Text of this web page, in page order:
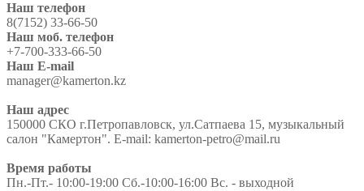
Наш телефон
8(7152) 33-66-50
Наш моб. телефон
+7-700-333-66-50
Наш E-mail
manager@kamerton.kz
Наш адрес
150000 СКО г.Петропавловск, ул.Сатпаева 15, музыкальный
салон "Камертон". E-mail: kamerton-petro@mail.ru
Время работы
Пн.-Пт.- 10:00-19:00 Сб.-10:00-16:00 Вс. - выходной